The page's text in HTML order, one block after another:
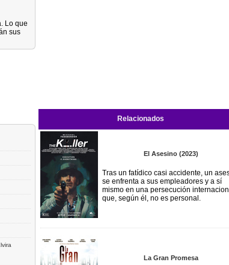
Lo que
sus
Relacionados
El Asesino (2023)
Tras un fatídico casi accidente, un
se enfrenta a sus empleadores y a sí
mismo en una persecución
que, según él, no es personal.
La Gran Promesa